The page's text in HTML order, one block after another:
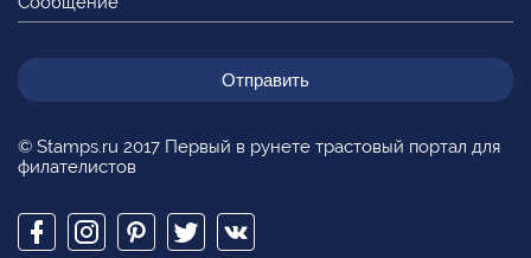
© Stamps.ru 2017 Первый в рунете трастовый портал для
филателистов